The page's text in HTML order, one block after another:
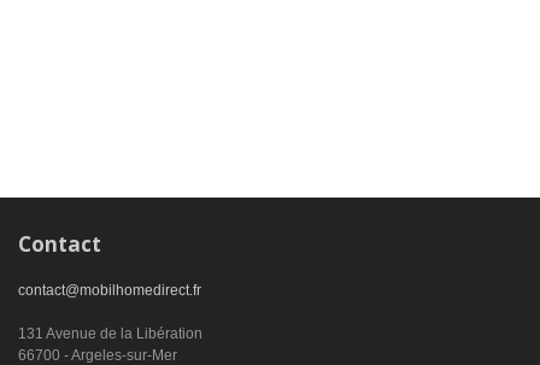
Contact
contact@mobilhomedirect.fr
131 Avenue de la Libération
66700 - Argeles-sur-Mer